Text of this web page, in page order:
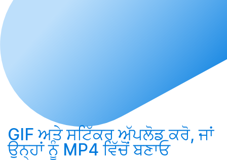
GIF ਅਤੇ ਸਟਿੱਕਰਅੱਪਲੋਡ ਕਰੋ, ਜਾਂ
ਉਨ੍ਹਾਂ ਨੂੰ MP4 ਵਿੱਚੋਂਬਣਾਓ